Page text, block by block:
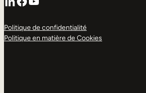
Politique de confidentialité
Politique en matière de Cookies